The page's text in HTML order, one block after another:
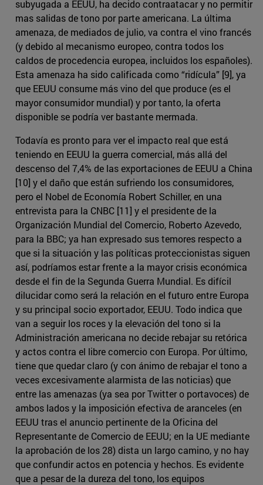
subyugada a EEUU, ha decido contraatacar y no permitir
mas salidas de tono por parte americana. La última
amenaza, de mediados de julio, va contra el vino francés
(y debido al mecanismo europeo, contra todos los
caldos de procedencia europea, incluidos los españoles).
Esta amenaza ha sido calificada como “ridícula” [9], ya
que EEUU consume más vino del que produce (es el
mayor consumidor mundial) y por tanto, la oferta
disponible se podría ver bastante mermada.
Todavía es pronto para ver el impacto real que está
teniendo en EEUU la guerra comercial, más allá del
descenso del 7,4% de las exportaciones de EEUU a China
[10] y el daño que están sufriendo los consumidores,
pero el Nobel de Economía Robert Schiller, en una
entrevista para la CNBC [11] y el presidente de la
Organización Mundial del Comercio, Roberto Azevedo,
para la BBC; ya han expresado sus temores respecto a
que si la situación y las políticas proteccionistas siguen
así, podríamos estar frente a la mayor crisis económica
desde el fin de la Segunda Guerra Mundial. Es difícil
dilucidar como será la relación en el futuro entre Europa
y su principal socio exportador, EEUU. Todo indica que
van a seguir los roces y la elevación del tono si la
Administración americana no decide rebajar su retórica
y actos contra el libre comercio con Europa. Por último,
tiene que quedar claro (y con ánimo de rebajar el tono a
veces excesivamente alarmista de las noticias) que
entre las amenazas (ya sea por Twitter o portavoces) de
ambos lados y la imposición efectiva de aranceles (en
EEUU tras el anuncio pertinente de la Oficina del
Representante de Comercio de EEUU; en la UE mediante
la aprobación de los 28) dista un largo camino, y no hay
que confundir actos en potencia y hechos. Es evidente
que a pesar de la dureza del tono, los equipos